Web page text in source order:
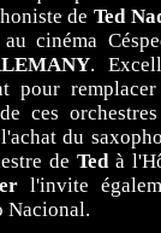
de Ted
cinéma
.
pour
ces
du
de Ted à
l'invite
Nacional.